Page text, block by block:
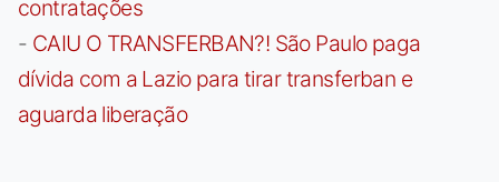
contratações
- CAIU O TRANSFERBAN?! São Paulo paga
dívida com a Lazio para tirar transferban e
aguarda liberação